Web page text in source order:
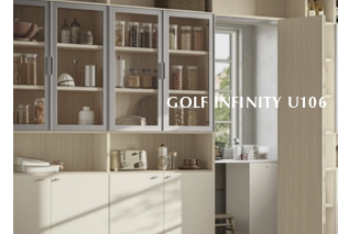
GOLF INFINITY U106